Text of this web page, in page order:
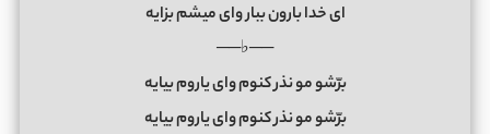
ای خدا بارون ببار وای میشم بزایه
──♭──
برّشو مو نذر کنوم وای یاروم بیایه
برّشو مو نذر کنوم وای یاروم بیایه